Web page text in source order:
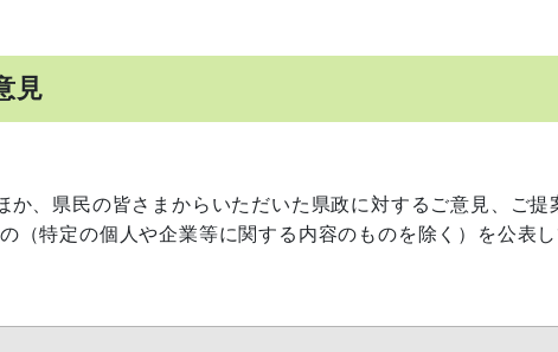
見
、県民の皆さまからいただいた県政に対するご意見、ご提
（特定の個人や企業等に関する内容のものを除く）を公表